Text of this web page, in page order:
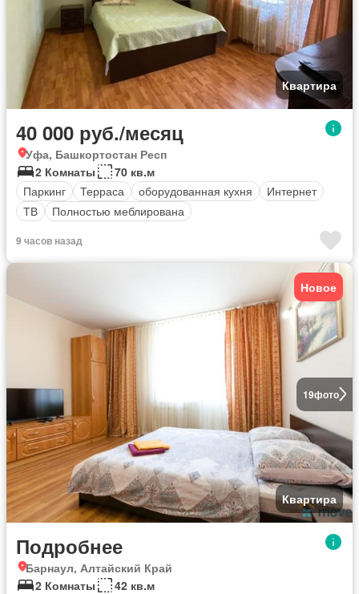
Квартира
40 000 руб./месяц
Уфа, Башкортостан Респ
2 Комнаты
70 кв.м
Паркинг
Терраса оборудованная кухня
Интернет
ТВ
Полностью меблирована
9 часов назад
19фото
Новое
Квартира
Подробнее
Барнаул, Алтайский Край
2 Комнаты
42 кв.м